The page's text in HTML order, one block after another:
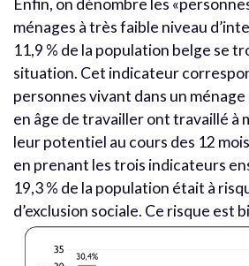
Enfin, on dénombre les
ménages à très faible niveau
11,9 % de la population belge se
situation. Cet indicateur
personnes vivant dans un
en âge de travailler ont travaillé à
leur potentiel au cours des 12
en prenant les trois indicateurs
19,3 % de la population était à
d’exclusion sociale. Ce risque est